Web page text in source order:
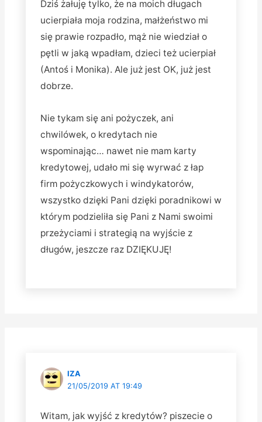
Dziś żałuję tylko, że na moich długach
ucierpiała moja rodzina, małżeństwo mi
się prawie rozpadło, mąż nie wiedział o
pętli w jaką wpadłam, dzieci też ucierpiał
(Antoś i Monika). Ale już jest OK, już jest
dobrze.
Nie tykam się ani pożyczek, ani
chwilówek, o kredytach nie
wspominając… nawet nie mam karty
kredytowej, udało mi się wyrwać z łap
firm pożyczkowych i windykatorów,
wszystko dzięki Pani dzięki poradnikowi w
którym podzieliła się Pani z Nami swoimi
przeżyciami i strategią na wyjście z
długów, jeszcze raz DZIĘKUJĘ!
IZA
21/05/2019 AT 19:49
Witam, jak wyjść z kredytów? piszecie o